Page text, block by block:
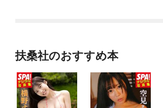
扶桑社のおすすめ本